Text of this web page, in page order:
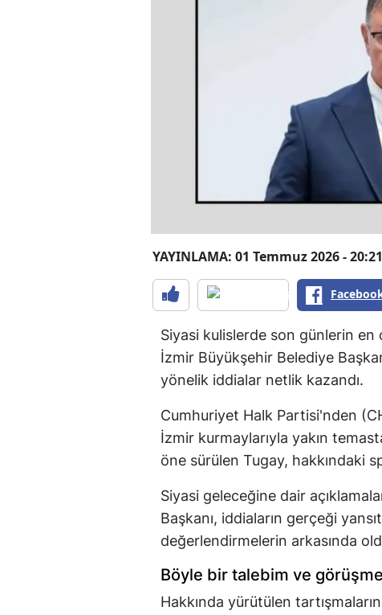
YAYINLAMA: 01 Temmuz 2026 - 20:21
Siyasi kulislerde son günlerin
İzmir Büyükşehir Belediye
yönelik iddialar netlik kazandı.
Cumhuriyet Halk Partisi'nden
İzmir kurmaylarıyla yakın
öne sürülen Tugay, hakkındaki
Siyasi geleceğine dair
Başkanı, iddiaların gerçeği
değerlendirmelerin arkasında
Böyle bir talebim ve
Hakkında yürütülen